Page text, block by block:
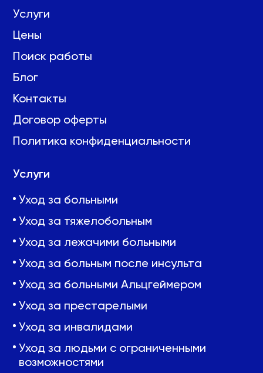
Услуги
Цены
Поиск работы
Блог
Контакты
Договор оферты
Политика конфиденциальности
Услуги
Уход за больными
Уход за тяжелобольным
Уход за лежачими больными
Уход за больным после инсульта
Уход за больными Альцгеймером
Уход за престарелыми
Уход за инвалидами
Уход за людьми с ограниченными
возможностями